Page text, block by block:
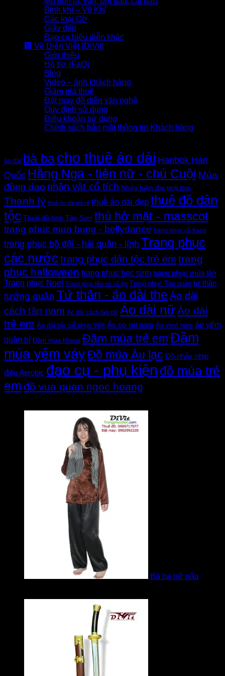
Binh khí – Vũ Khí
Các loại Cờ
Giày dép
Đạo cụ biểu diễn khác
🏢 Về Diễn Việt (DiVit)
Giới thiệu
Hỗ trợ (FaQ)
Blog
Video – ảnh khách hàng
Giảm giá thuê
Đặt may đồ diễn văn nghệ
Quy định sử dụng
Điều khoản sử dụng
Chính sách bảo mật thông tin Khách hàng
áo dài bà bacho thuê áo dài Hanbok Hàn
Quốc Hằng Nga - tiên nữ - chú Cuội Múa
đồng dao nhân vật cổ tích Nhảy hiện đại Nhật Bình
Thanh lý thuê áo dài giá rẻ thuê áo dài đẹp thuê đồ dân
tộc Thuê đồ lính Tây Sơn thú hở mặt - masscot
trang phuc mua bung - bellydance trang phục cổ trang
trang phục bộ đội - hải quân - lính Trang phục
các nướctrang phục dân tộc trẻ em trang
phục halloween trang phục học sinh trang phục múa lân
Trang phục Noel Trang phục tiền sử cổ đại Trang phục Táo quân tứ thân
tướng quân Tứ thân - áo dài the Áo dài
cách tân nam Áo dài cách tân nữ Áo dài nữÁo dài
trẻ em Áo dài tấc cổ phục Việt Áo sơ mi nam Áo vest nam áo yếm
quần bí Đầm múa Hawai Đầm múa trẻ emĐầm
múa yếm váyĐồ múa Âu lạc Đồ nhảy nhịp
điệu Aerobic đạo cụ - phụ kiện đồ múa trẻ
em đồ vua quan ngoc hoang
Bà ba nữ nâu